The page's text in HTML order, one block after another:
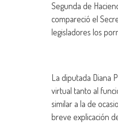
Segunda de
compareció el
legisladores los
La diputada Diana
virtual tanto al
similar a la de
breve explicación